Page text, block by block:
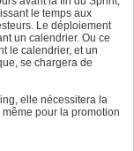
le temps aux
Le déploiement
un calendrier. Ou ce
le calendrier, et un
se chargera de
elle nécessitera la
pour la promotion